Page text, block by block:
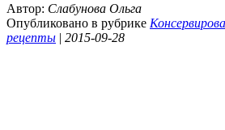
Автор: Слабунова Ольга
Опубликовано в рубрике
рецепты | 2015-09-28